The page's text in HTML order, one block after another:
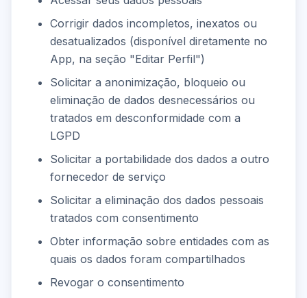
Corrigir dados incompletos, inexatos ou
desatualizados (disponível diretamente no
App, na seção "Editar Perfil")
Solicitar a anonimização, bloqueio ou
eliminação de dados desnecessários ou
tratados em desconformidade com a
LGPD
Solicitar a portabilidade dos dados a outro
fornecedor de serviço
Solicitar a eliminação dos dados pessoais
tratados com consentimento
Obter informação sobre entidades com as
quais os dados foram compartilhados
Revogar o consentimento